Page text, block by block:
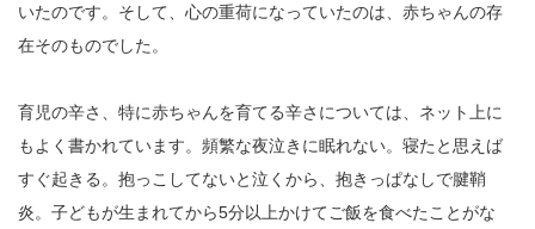
いたのです。そして、心の重荷になっていたのは、赤ちゃんの存
在そのものでした。
育児の辛さ、特に赤ちゃんを育てる辛さについては、ネット上に
もよく書かれています。頻繁な夜泣きに眠れない。寝たと思えば
すぐ起きる。抱っこしてないと泣くから、抱きっぱなしで腱鞘
炎。子どもが生まれてから5分以上かけてご飯を食べたことがな